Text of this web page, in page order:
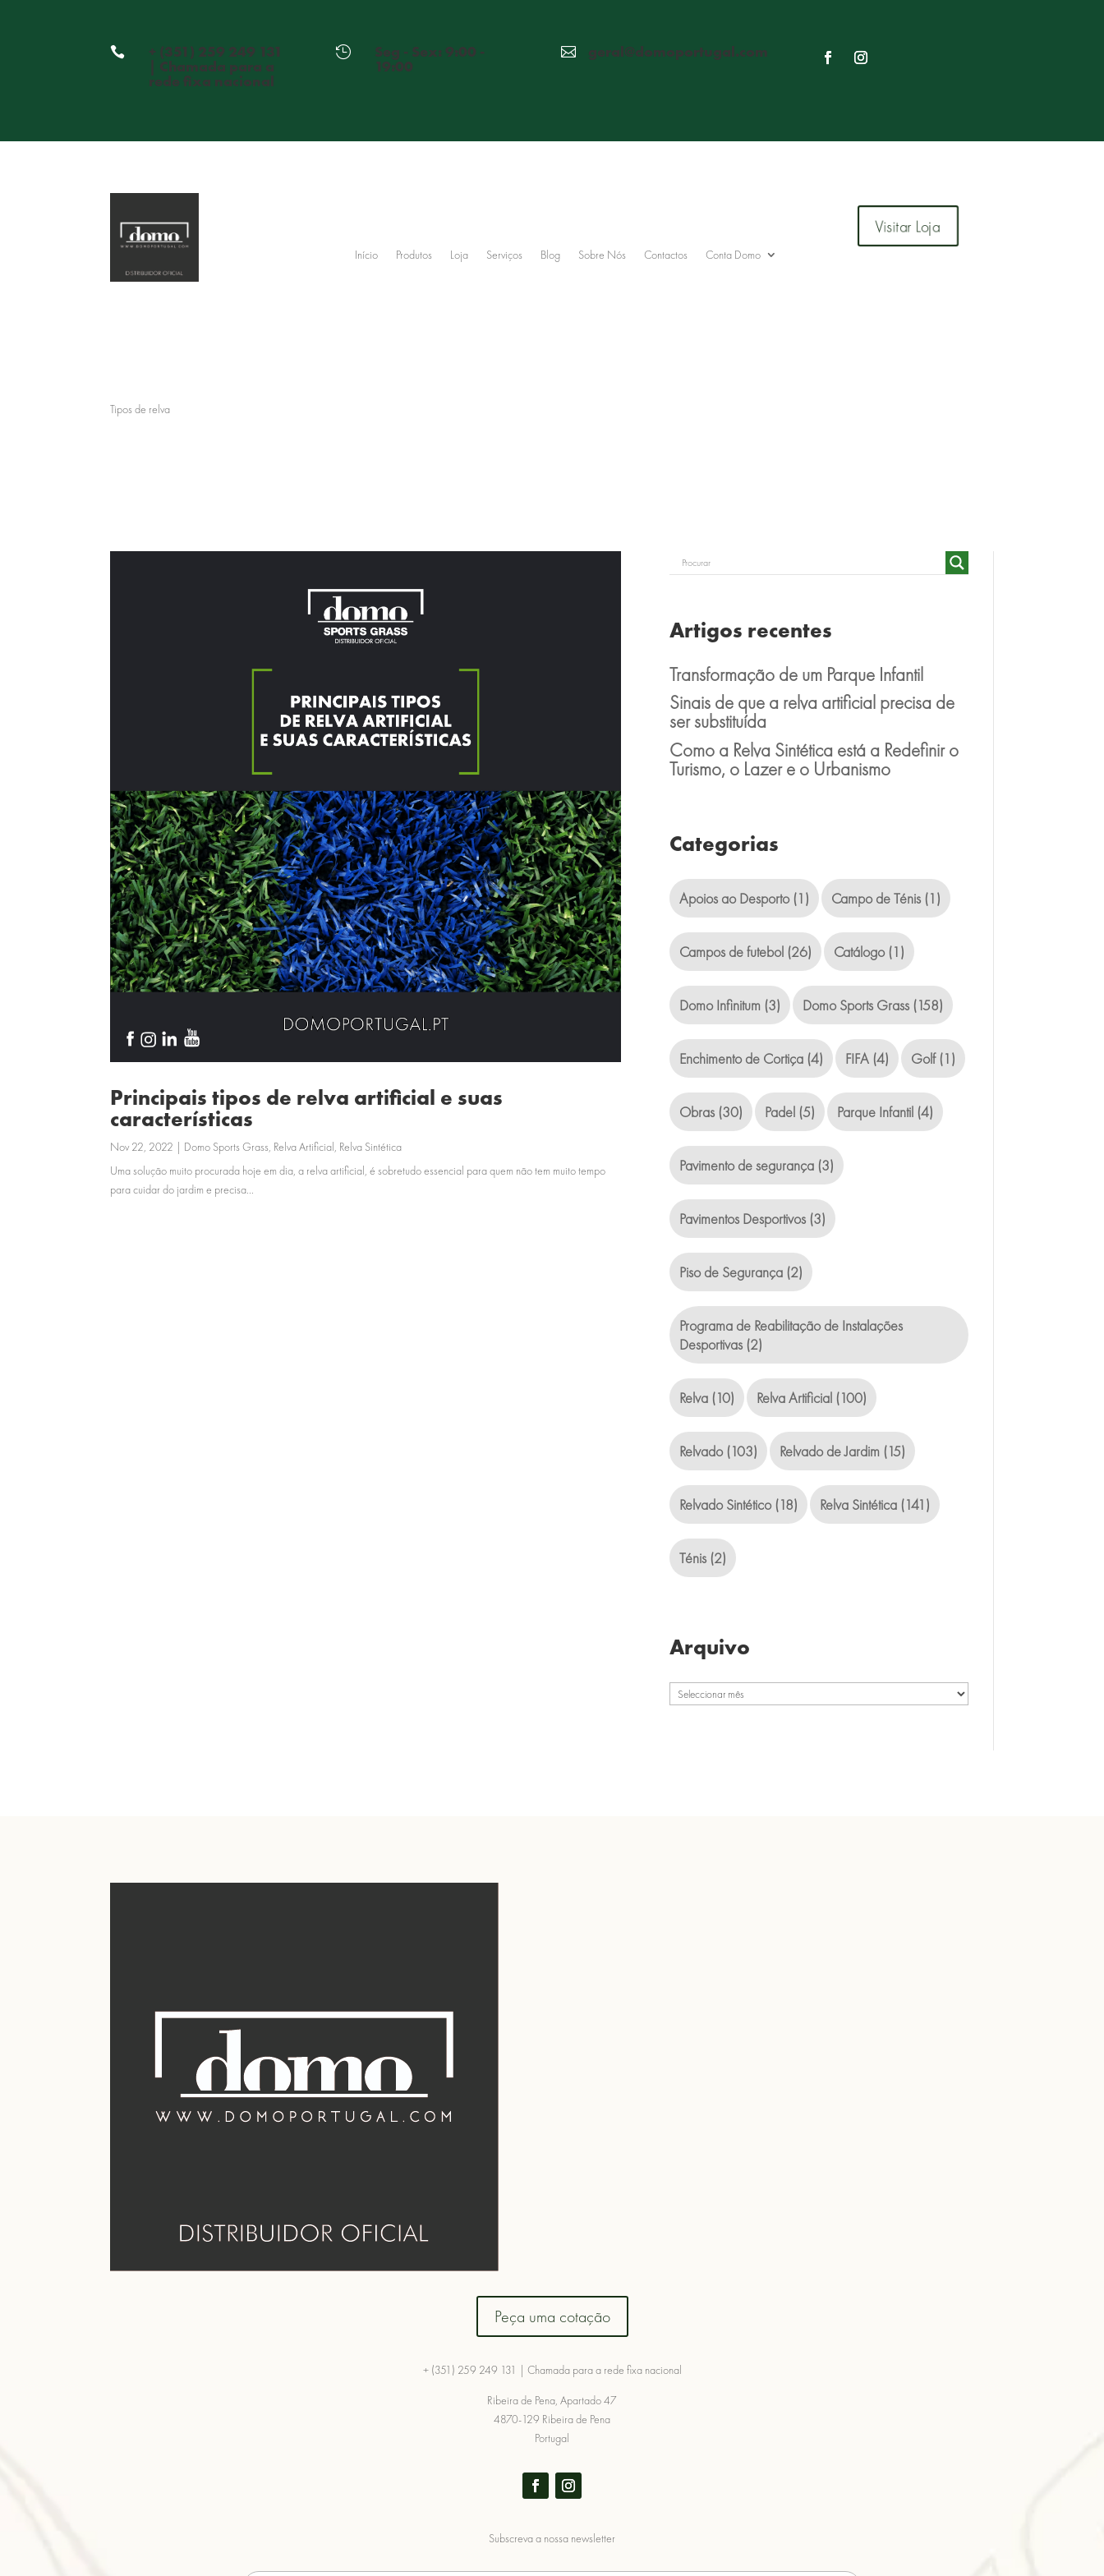
 + (351) 259 249 131
| Chamada para a
rede fixa nacional
 Seg - Sex: 9:00 -
19:00
 geral@domoportugal.com
Início Produtos Loja Serviços Blog Sobre Nós Contactos Conta Domo
Visitar Loja
Tipos de relva
Principais tipos de relva artificial e suas
características
Nov 22, 2022 | Domo Sports Grass Relva Artificial Relva Sintética
Uma solução muito procurada hoje em dia, a relva artificial, é sobretudo essencial para quem não tem muito tempo
para cuidar do jardim e precisa...
Artigos recentes
Transformação de um Parque Infantil
Sinais de que a relva artificial precisa de
ser substituída
Como a Relva Sintética está a Redefinir o
Turismo, o Lazer e o Urbanismo
Categorias
Apoios ao Desporto(1) Campo de Ténis(1)
Campos de futebol(26) Catálogo(1)
Domo Infinitum(3) Domo Sports Grass(158)
Enchimento de Cortiça(4) FIFA(4) Golf(1)
Obras(30) Padel(5) Parque Infantil(4)
Pavimento de segurança(3)
Pavimentos Desportivos(3)
Piso de Segurança(2)
Programa de Reabilitação de Instalações
Desportivas(2)
Relva(10) Relva Artificial(100)
Relvado(103) Relvado de Jardim(15)
Relvado Sintético(18) Relva Sintética(141)
Ténis(2)
Arquivo
Arquivo
Peça uma cotação
+ (351) 259 249 131 | Chamada para a rede fixa nacional
Ribeira de Pena, Apartado 47
4870-129 Ribeira de Pena
Portugal
Subscreva a nossa newsletter